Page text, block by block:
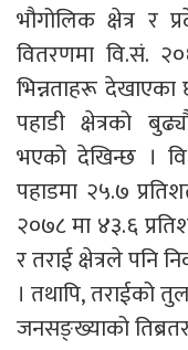
भौगोलिक क्षेत्र र
वितरणमा वि.सं.
भिन्नताहरू
पहाडी क्षेत्रको
भएको देखिन्छ ।
पहाडमा २५.७
२०७८ मा ४३.६
र तराई क्षेत्रले पनि
। तथापि, तराईको
जनसङ्ख्याको